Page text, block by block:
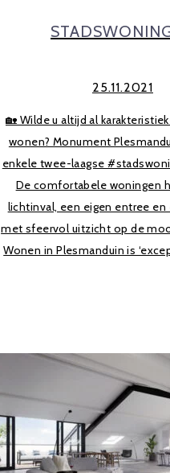
25.11.2021
🏡 Wilde u altijd al
wonen? Monument
enkele twee-laagse
De comfortabele woningen
lichtinval, een eigen entree en
met sfeervol uitzicht op de
Wonen in Plesmanduin is